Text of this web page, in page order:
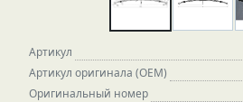
Артикул
Артикул оригинала (OEM)
Оригинальный номер